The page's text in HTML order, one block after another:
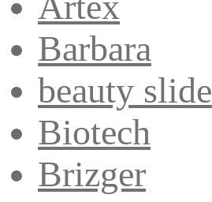
Barbara
beauty slide
Biotech
Brizger